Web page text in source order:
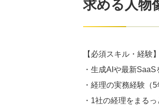
求める人物
【必須スキル・経験】
・生成AIや最新
・経理の実務経験（5
・1社の経理をまる